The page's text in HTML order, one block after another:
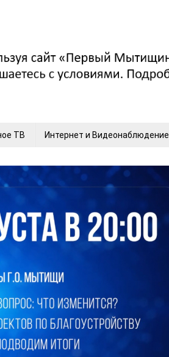
ТВ Интернет и Видеонаблюдение